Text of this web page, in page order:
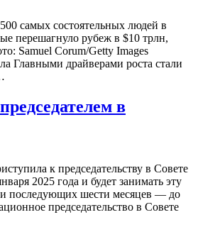
самых состоятельных людей в
перешагнуло рубеж в $10 трлн,
Samuel Corum/Getty Images
Главными драйверами роста стали
в
к председательству в Совете
2025 года и будет занимать эту
последующих шести месяцев — до
председательство в Совете